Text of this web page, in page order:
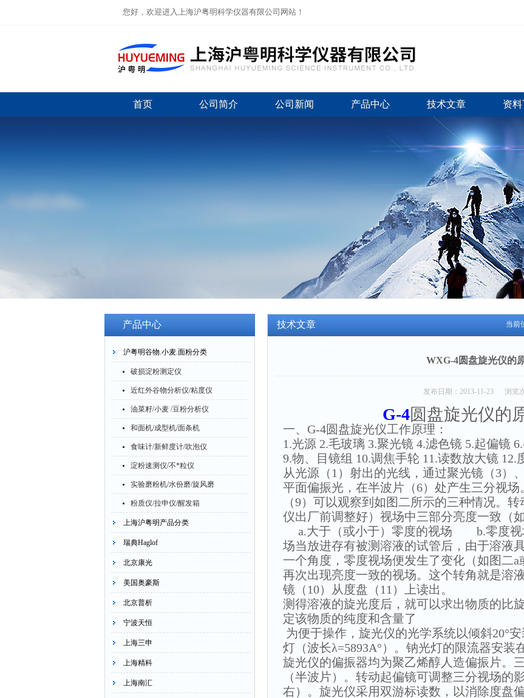
您好，欢迎进入上海沪粤明科学仪器有限公司网站！
首页 公司简介 公司新闻 产品中心 技术文章 资
产品中心
沪粤明谷物.小麦.面粉分类
破损淀粉测定仪
近红外谷物分析仪/粘度仪
油菜籽/小麦 /豆粉分析仪
和面机/成型机/面条机
食味计/新鲜度计/吹泡仪
淀粉速测仪/不*粒仪
实验磨粉机/水份磨/旋风磨
粉质仪/拉申仪/醒发箱
上海沪粤明产品分类
瑞典Haglof
北京康光
美国奥豪斯
北京普析
宁波天恒
上海三申
上海精科
上海南汇
当前
技术文章
WXG-4圆盘旋光仪的
发布日期：2013-11-23 浏览
G-4圆盘旋光仪的
一、G-4圆盘旋光仪工作原理：
1.光源 2.毛玻璃 3.聚光镜 4.滤色镜 5.起偏镜
9.物、目镜组 10.调焦手轮 11.读数放大镜 12.
从光源（1）射出的光线，通过聚光镜（3）
平面偏振光，在半波片（6）处产生三分视
（9）可以观察到如图二所示的三种情况。
仪出厂前调整好）视场中三部分亮度一致（如
a.大于（或小于）零度的视场 b.零度
场当放进存有被测溶液的试管后，由于溶液
一个角度，零度视场便发生了变化（如图二
再次出现亮度一致的视场。这个转角就是溶
镜（10）从度盘（11）上读出。
测得溶液的旋光度后，就可以求出物质的比
定该物质的纯度和含量了
为便于操作，旋光仪的光学系统以倾斜20°
灯（波长λ=5893A°）。钠光灯的限流器安装
旋光仪的偏振器均为聚乙烯醇人造偏振片。
（半波片）。转动起偏镜可调整三分视场的
右）。旋光仪采用双游标读数，以消除度盘